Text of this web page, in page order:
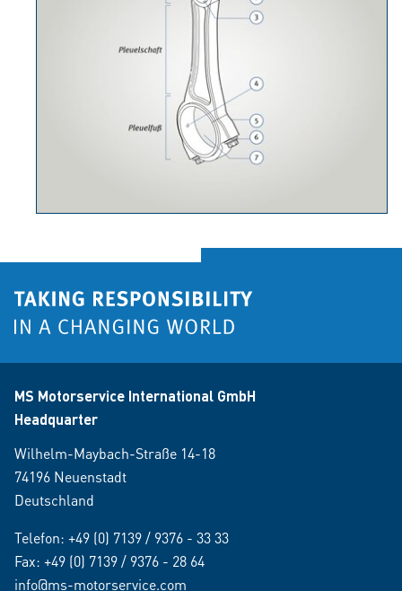
MS Motorservice International GmbH
Headquarter
Wilhelm-Maybach-Straße 14-18
74196 Neuenstadt
Deutschland
Telefon: +49 (0) 7139 / 9376 - 33 33
Fax: +49 (0) 7139 / 9376 - 28 64
info@ms-motorservice.com